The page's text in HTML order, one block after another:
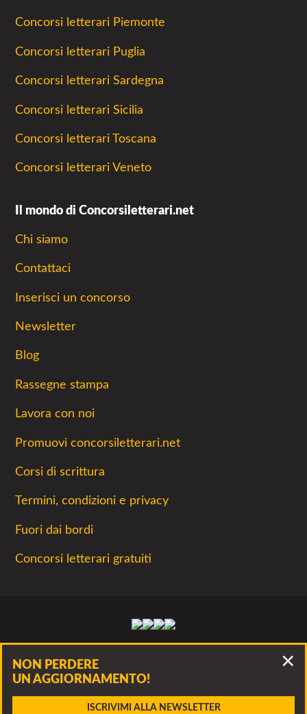
CONTATTA
Concorsi letterari Piemonte
Concorsi letterari Puglia
Concorsi letterari Sardegna
Concorsi letterari Sicilia
Concorsi letterari Toscana
Concorsi letterari Veneto
Il mondo di Concorsiletterari.net
Chi siamo
Contattaci
Inserisci un concorso
Newsletter
Blog
Rassegne stampa
Lavora con noi
Promuovi concorsiletterari.net
Corsi di scrittura
Termini, condizioni e privacy
Fuori dai bordi
Concorsi letterari gratuiti
Facebook
Twitter
Instagram
Youtube
permette di respirare
Concorsiletterari.net - Tutti i concorsi letterari 2026- © Luca
NON PERDERE
UN AGGIORNAMENTO!
ISCRIVIMI ALLA NEWSLETTER